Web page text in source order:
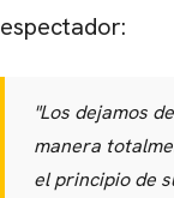
espectador:
"Los dejamos
manera
el principio de